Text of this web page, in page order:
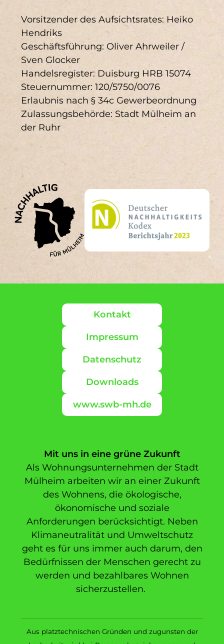
Vorsitzender des Aufsichtsrates: Heiko
Hendriks
Geschäftsführung: Oliver Ahrweiler /
Sven Glocker
Handelsregister: Duisburg HRB 15074
Steuernummer: 120/5750/0076
Erlaubnis nach § 34c Gewerbeordnung
Zulassungsbehörde: Stadt Mülheim an
der Ruhr
Kontakt
Impressum
Datenschutz
Downloads
www.swb-mh.de
Mit uns in eine grüne Zukunft
Als Wohnungsunternehmen der Stadt
Mülheim arbeiten wir an einer Zukunft
des Wohnens, die ökologische,
ökonomische und soziale
Anforderungen berücksichtigt. Neben
Klimaneutralität und Umweltschutz
geht es für uns immer auch darum, den
Bedürfnissen der Menschen gerecht zu
werden und bezahlbares Wohnen
sicherzustellen.
Aus platztechnischen Gründen und zugunsten der
DNK 7 (3) DNK 13 (2)
DNK 15 (2)
DNK 3 (2)
DNK 9 (2) DNK 11 (1)
DNK 14 (1) DNK 17 (1)
DNK 4 (1)
GRI SRS-102-14 (1)
GRI SRS-205-3 (1)